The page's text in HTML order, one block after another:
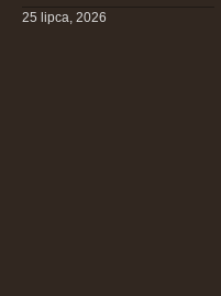
25 lipca, 2026